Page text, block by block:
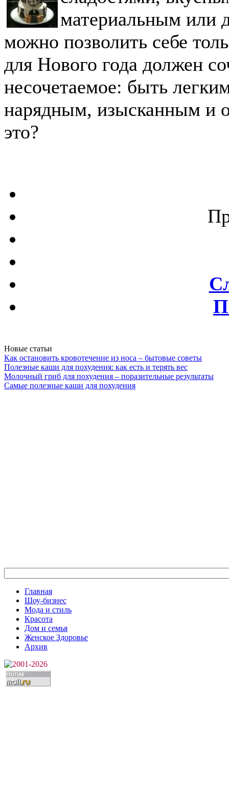
материальным или
можно позволить себе
для Нового года должен
несочетаемое: быть
нарядным, изысканным и
это?
Новые статьи
Как остановить кровотечение из носа – бытовые советы
Полезные каши для похудения: как есть и терять вес
Молочный гриб для похудения – поразительные результаты
Самые полезные каши для похудения
Главная
Шоу-бизнес
Мода и стиль
Красота
Дом и семья
Женское Здоровье
Архив
2001-2026